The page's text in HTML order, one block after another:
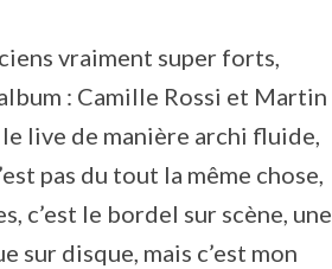
vraiment super forts,
: Camille Rossi et Martin
live de manière archi fluide,
pas du tout la même chose,
c’est le bordel sur scène, une
sur disque, mais c’est mon